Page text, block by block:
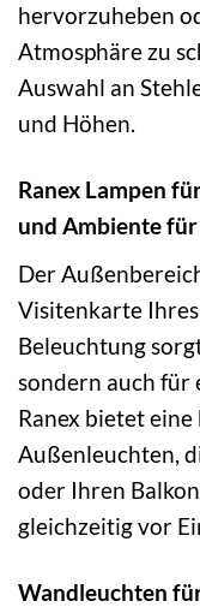
hervorzuheben
Atmosphäre zu
Auswahl an
und Höhen.
Ranex Lampen
und Ambiente
Der
Visitenkarte
Beleuchtung
sondern auch für
Ranex bietet
Außenleuchten,
oder Ihren
gleichzeitig vor
Wandleuchten